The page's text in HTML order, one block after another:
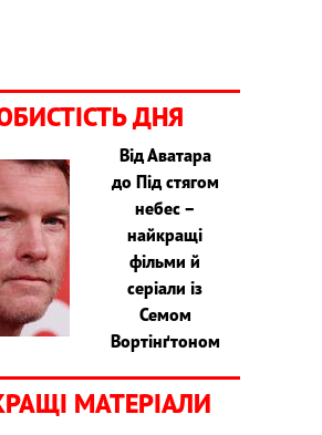
ДНЯ
Від Аватара
до Під стягом
небес –
найкращі
фільми й
серіали із
Семом
Вортінґтоном
МАТЕРІАЛИ